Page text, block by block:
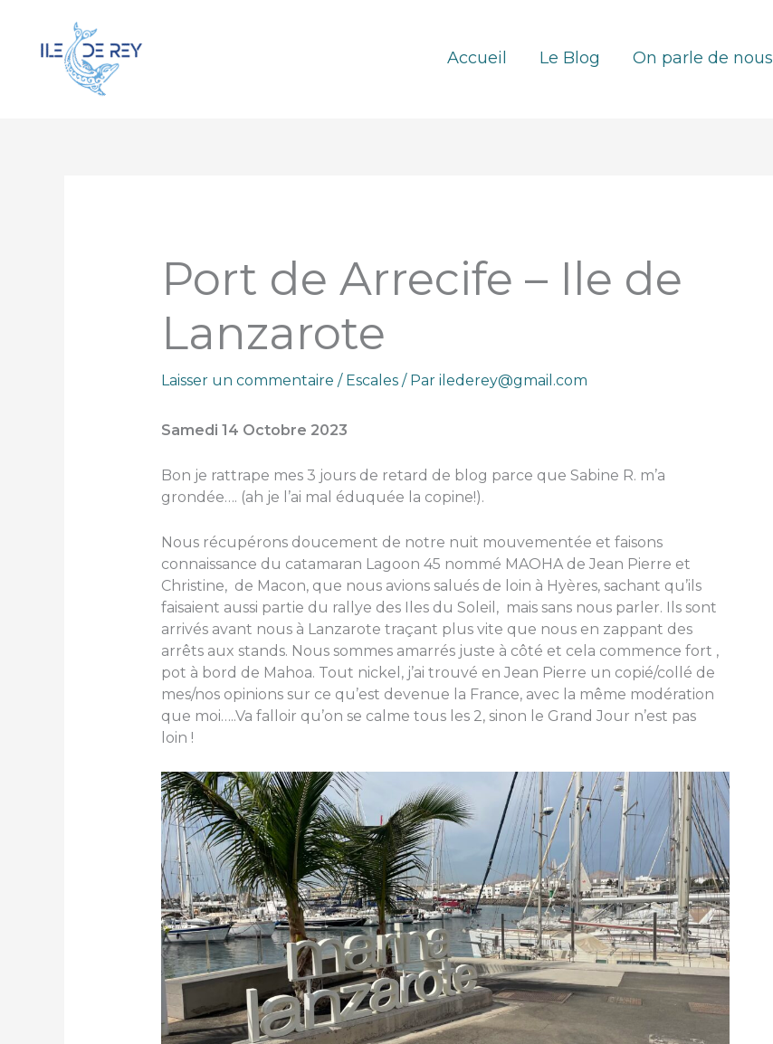
contenu
Accueil Le Blog On parle de nous
Port de Arrecife – Ile de
Lanzarote
Laisser un commentaire / Escales/ Par ilederey@gmail.com
Samedi 14 Octobre 2023
Bon je rattrape mes 3 jours de retard de blog parce que Sabine R. m’a
grondée…. (ah je l’ai mal éduquée la copine!).
Nous récupérons doucement de notre nuit mouvementée et faisons
connaissance du catamaran Lagoon 45 nommé MAOHA de Jean Pierre et
Christine, de Macon, que nous avions salués de loin à Hyères, sachant qu’ils
faisaient aussi partie du rallye des Iles du Soleil, mais sans nous parler. Ils sont
arrivés avant nous à Lanzarote traçant plus vite que nous en zappant des
arrêts aux stands. Nous sommes amarrés juste à côté et cela commence fort ,
pot à bord de Mahoa. Tout nickel, j’ai trouvé en Jean Pierre un copié/collé de
mes/nos opinions sur ce qu’est devenue la France, avec la même modération
que moi…..Va falloir qu’on se calme tous les 2, sinon le Grand Jour n’est pas
loin !